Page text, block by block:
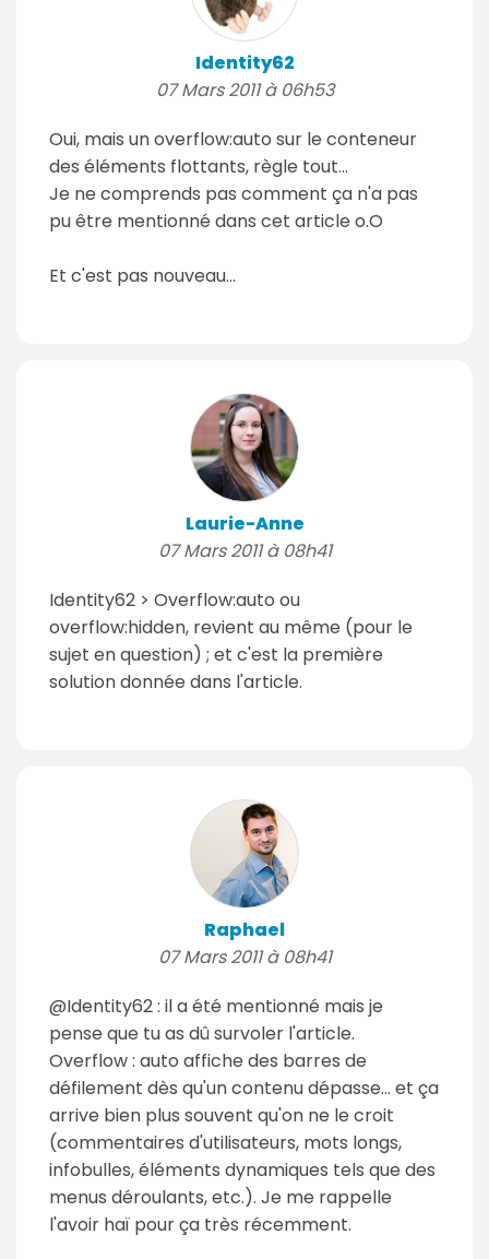
Identity62
07 Mars 2011 à 06h53
Oui, mais un overflow:auto sur le conteneur
des éléments flottants, règle tout...
Je ne comprends pas comment ça n'a pas
pu être mentionné dans cet article o.O
Et c'est pas nouveau...
Laurie-Anne
07 Mars 2011 à 08h41
Identity62 > Overflow:auto ou
overflow:hidden, revient au même (pour le
sujet en question) ; et c'est la première
solution donnée dans l'article.
Raphael
07 Mars 2011 à 08h41
@Identity62 : il a été mentionné mais je
pense que tu as dû survoler l'article.
Overflow : auto affiche des barres de
défilement dès qu'un contenu dépasse... et ça
arrive bien plus souvent qu'on ne le croit
(commentaires d'utilisateurs, mots longs,
infobulles, éléments dynamiques tels que des
menus déroulants, etc.). Je me rappelle
l'avoir haï pour ça très récemment.